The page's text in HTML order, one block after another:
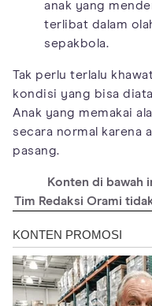
anak yang
terlibat dalam
sepakbola.
Tak perlu terlalu
kondisi yang bisa
Anak yang memakai
secara normal karena
pasang.
Konten di bawah
Tim Redaksi Orami